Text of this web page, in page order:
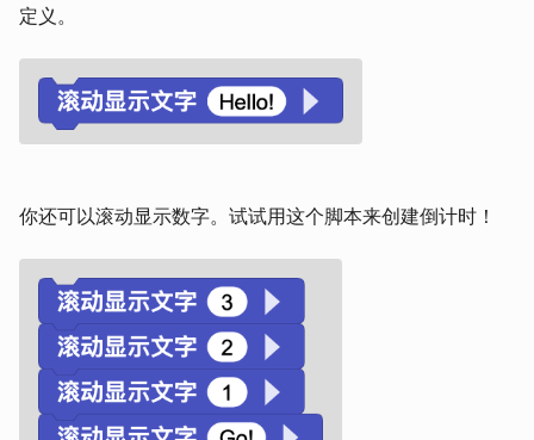
定义。
你还可以滚动显示数字。试试用这个脚本来创建倒计时！